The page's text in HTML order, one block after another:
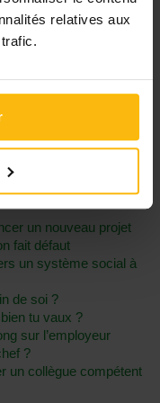
relatives aux
les enfants dans le
de mes chefs"
sa porte...
nous collent encore et
un nouveau projet
fait défaut
un système social à
de soi ?
tu vaux ?
sur l’employeur
?
un collègue compétent